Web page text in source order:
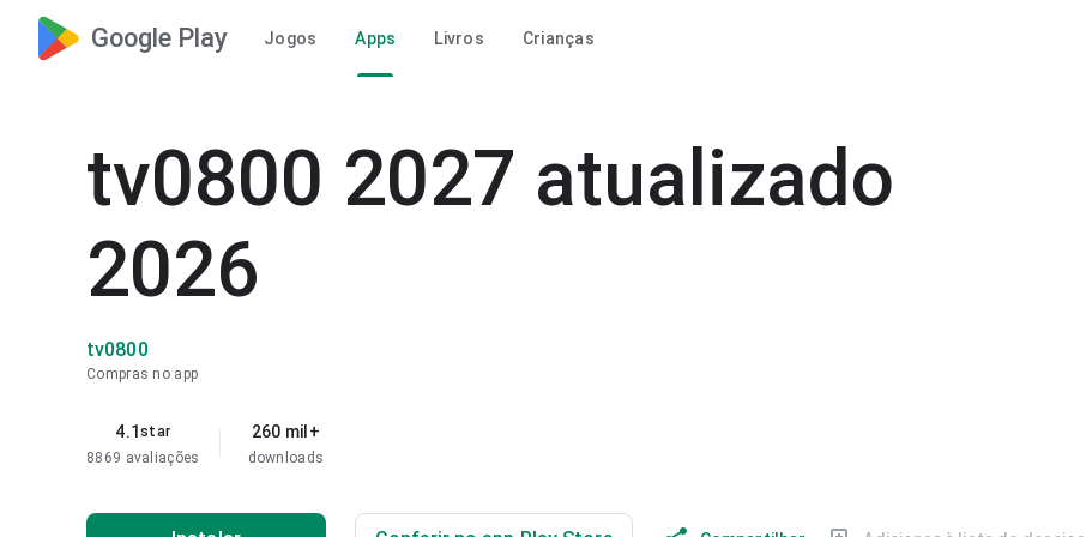
Google Play Jogos Apps Livros Crianças
tv0800 2027 atualizado
2026
tv0800
Compras no app
4.1star
8869 avaliações
260 mil+
downloads